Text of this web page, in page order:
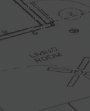
embozarse.
día siguiente el
por la mañana y
uno de
desatascando
resuelto